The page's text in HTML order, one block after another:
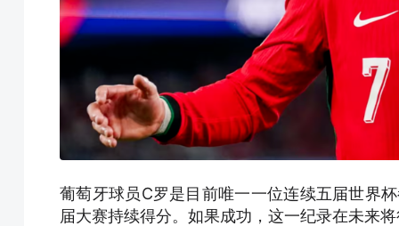
葡萄牙球员C罗是目前唯一一位连续五届世界
届大赛持续得分。如果成功，这一纪录在未来